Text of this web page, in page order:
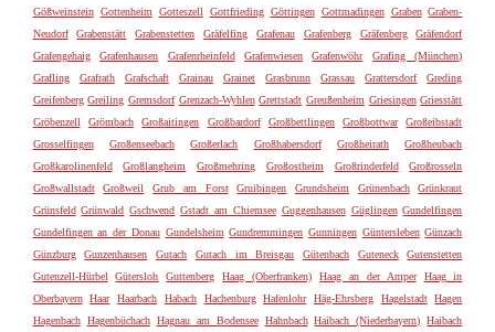
Gößweinstein Gottenheim Gotteszell Gottfrieding Göttingen Gottmadingen Graben Graben-
Neudorf
Grabenstätt Grabenstetten Gräfelfing Grafenau Grafenberg Gräfenberg
Gräfendorf
Grafengehaig
Grafenhausen Grafenrheinfeld Grafenwiesen Grafenwöhr
Grafing (München)
Grafling
Grafrath Grafschaft Grainau Grainet Grasbrunn Grassau Grattersdorf
Greding
Greifenberg Greiling Gremsdorf Grenzach-Wyhlen Grettstadt Greußenheim Griesingen Griesstätt
Gröbenzell
Grömbach Großaitingen Großbardorf Großbettlingen Großbottwar
Großeibstadt
Grosselfingen
Großenseebach Großerlach Großhabersdorf Großheirath
Großheubach
Großkarolinenfeld
Großlangheim Großmehring Großostheim Großrinderfeld
Großrosseln
Großwallstadt
Großweil Grub am Forst Gruibingen Grundsheim Grünenbach
Grünkraut
Grünsfeld Grünwald Gschwend Gstadt am Chiemsee Guggenhausen Güglingen Gundelfingen
Gundelfingen an der Donau Gundelsheim Gundremmingen Gunningen Güntersleben Günzach
Günzburg
Gunzenhausen Gutach Gutach im Breisgau Gütenbach Guteneck
Gutenstetten
Gutenzell-Hürbel
Gütersloh Guttenberg Haag (Oberfranken) Haag an der Amper
Haag in
Oberbayern
Haar Haarbach Habach Hachenburg Hafenlohr Häg-Ehrsberg Hagelstadt
Hagen
Hagenbach Hagenbüchach Hagnau am Bodensee Hahnbach Haibach (Niederbayern) Haibach